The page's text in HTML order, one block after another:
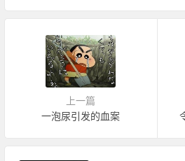
上一篇
一泡尿引发的血案